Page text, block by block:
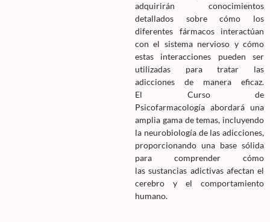
adquirirán conocimientos
detallados sobre cómo los
diferentes fármacos interactúan
con el sistema nervioso y cómo
estas interacciones pueden ser
utilizadas para tratar las
adicciones de manera eficaz.
El Curso de
Psicofarmacología abordará una
amplia gama de temas, incluyendo
la neurobiología de las adicciones,
proporcionando una base sólida
para comprender cómo
las sustancias adictivas afectan el
cerebro y el comportamiento
humano.